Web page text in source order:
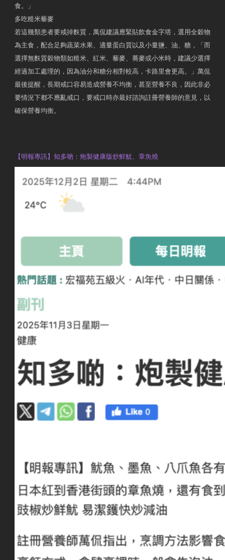
食。」
多吃糙米藜麥
若這幾類患者要戒掉麩質，萬侃建議應緊貼飲食金字塔，選用全穀物
為主食，配合足夠蔬菜水果、適量蛋白質以及小量鹽、油、糖，「而
選擇無麩質穀物類如糙米、紅米、藜麥、蕎麥或小米時，建議少選擇
經過加工處理的，因為油分和糖分相對較高，卡路里會更高。」萬侃
最後提醒，長期戒口容易造成營養不均衡，甚至營養不良，因此非必
要情況下都不應亂戒口，要戒口時亦最好諮詢註冊營養師的意見，以
確保營養均衡。
【明報專訊】知多啲：炮製健康版炒鮮魷、章魚燒